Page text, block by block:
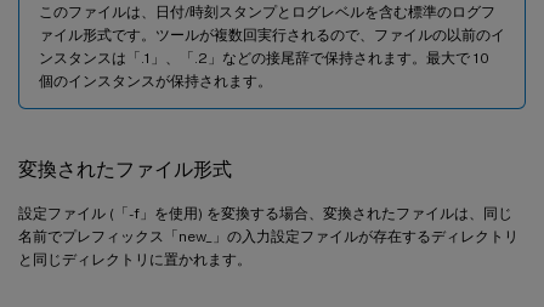
このファイルは、日付/時刻スタンプとログレベルを含む標準のログフ
ァイル形式です。ツールが複数回実行されるので、ファイルの以前のイ
ンスタンスは「.1」、「.2」などの接尾辞で保持されます。最大で 10
個のインスタンスが保持されます。
変換されたファイル形式
設定ファイル (「-f」を使用) を変換する場合、変換されたファイルは、同じ
名前でプレフィックス「new_」の入力設定ファイルが存在するディレクトリ
と同じディレクトリに置かれます。